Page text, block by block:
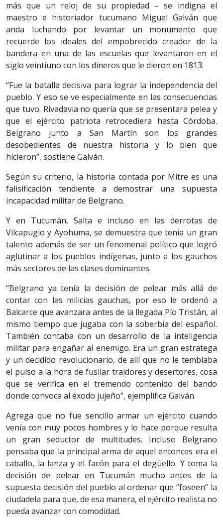
más que un reloj de su propiedad – se indigna el
maestro e historiador tucumano Miguel Galván que
anda luchando por levantar un monumento que
recuerde los ideales del empobrecido creador de la
bandera en una de las escuelas que levantaron en el
siglo veintiuno con los dineros que le dieron en 1813.
“Fue la batalla decisiva para lograr la independencia del
pueblo. Y eso se ve especialmente en las consecuencias
que tuvo. Rivadavia no quería que se presentara pelea y
que el ejército patriota retrocediera hasta Córdoba.
Belgrano junto a San Martín son los grandes
desobedientes de nuestra historia y lo bien que
hicieron”, sostiene Galván.
Según su criterio, la historia contada por Mitre es una
falisificación tendiente a demostrar una supuesta
incapacidad militar de Belgrano.
Y en Tucumán, Salta e incluso en las derrotas de
Vilcapugio y Ayohuma, se demuestra que tenía un gran
talento además de ser un fenomenal político que logró
aglutinar a los pueblos indígenas, junto a los gauchos
más sectores de las clases dominantes.
“Belgrano ya tenía la decisión de pelear más allá de
contar con las milicias gauchas, por eso le ordenó a
Balcarce que avanzara antes de la llegada Pío Tristán, al
mismo tiempo que jugaba con la soberbia del español.
También contaba con un desarrollo de la inteligencia
militar para engañar al enemigo. Era un gran estratega
y un decidido revolucionario, de allí que no le temblaba
el pulso a la hora de fusilar traidores y desertores, cosa
que se verifica en el tremendo contenido del bando
donde convoca al éxodo jujeño”, ejemplifica Galván.
Agrega que no fue sencillo armar un ejército cuando
venía con muy pocos hombres y lo hace porque resulta
un gran seductor de multitudes. Incluso Belgrano
pensaba que la principal arma de aquel entonces era el
caballo, la lanza y el facón para el degüello. Y toma la
decisión de pelear en Tucumán mucho antes de la
supuesta decisión del pueblo al ordenar que “foseen” la
ciudadela para que, de esa manera, el ejército realista no
pueda avanzar con comodidad.